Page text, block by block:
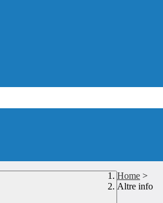
Home >
Altre info